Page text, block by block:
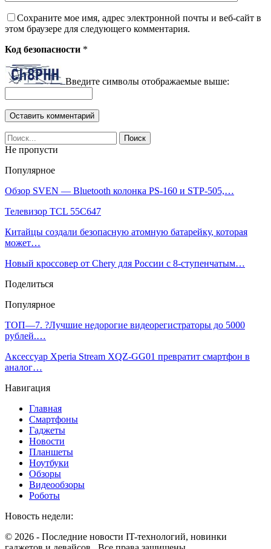
Сохраните мое имя, адрес электронной почты и веб-сайт в
этом браузере для следующего комментария.
Код безопасности *
Введите символы отображаемые выше:
Не пропусти
Популярное
Обзор SVEN — Bluetooth колонка PS-160 и STP-505,…
Телевизор TCL 55C647
Китайцы создали безопасную атомную батарейку, которая
может…
Новый кроссовер от Chery для России с 8-ступенчатым…
Поделиться
Популярное
ТОП—7. ?Лучшие недорогие видеорегистраторы до 5000
рублей.…
Аксессуар Xperia Stream XQZ-GG01 превратит смартфон в
аналог…
Навигация
Главная
Смартфоны
Гаджеты
Новости
Планшеты
Ноутбуки
Обзоры
Видеообзоры
Роботы
Новость недели:
© 2026 - Последние новости IT-технологий, новинки